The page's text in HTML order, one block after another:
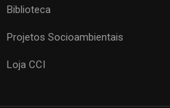
Biblioteca
Projetos Socioambientais
Loja CCI